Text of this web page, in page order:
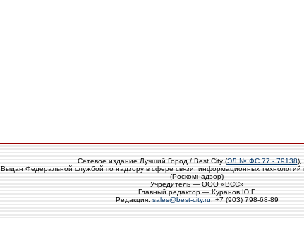
Сетевое издание Лучший Город / Best City (ЭЛ № ФС 77 - 79138),
Выдан Федеральной службой по надзору в сфере связи, информационных технологий
(Роскомнадзор)
Учредитель — ООО «ВСС»
Главный редактор — Куранов Ю.Г.
Редакция: sales@best-city.ru , +7 (903) 798-68-89